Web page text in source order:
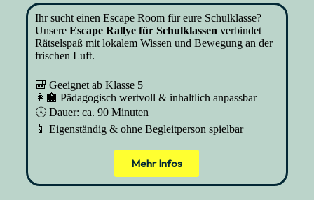
Ihr sucht einen Escape Room für eure Schulklasse?
Unsere Escape Rallye für Schulklassen verbindet
Rätselspaß mit lokalem Wissen und Bewegung an der
frischen Luft.
🎒 Geeignet ab Klasse 5
👩‍🏫 Pädagogisch wertvoll & inhaltlich anpassbar
🕓 Dauer: ca. 90 Minuten
📱 Eigenständig & ohne Begleitperson spielbar
Mehr Infos